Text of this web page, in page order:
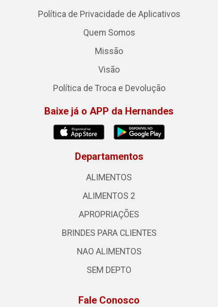
Política de Privacidade de Aplicativos
Quem Somos
Missão
Visão
Política de Troca e Devolução
Baixe já o APP da Hernandes
Departamentos
ALIMENTOS
ALIMENTOS 2
APROPRIAÇÕES
BRINDES PARA CLIENTES
NAO ALIMENTOS
SEM DEPTO
Fale Conosco